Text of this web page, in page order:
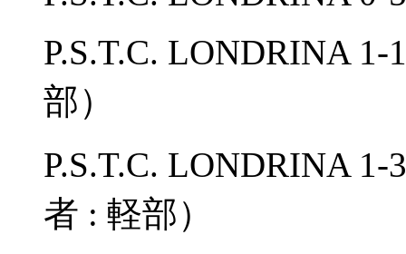
P.S.T.C. LONDRINA
部）
P.S.T.C. LONDRINA 1-
者 : 軽部）